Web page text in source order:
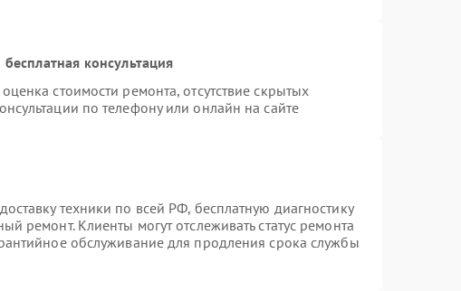
консультация
стоимости ремонта, отсутствие скрытых
по телефону или онлайн на сайте
техники по всей РФ, бесплатную диагностику
ремонт. Клиенты могут отслеживать статус ремонта
обслуживание для продления срока службы